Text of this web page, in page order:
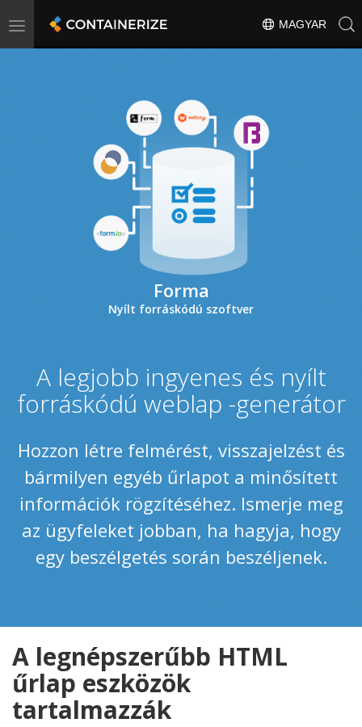
Toggle
MAGYAR
Forma
Nyílt forráskódú szoftver
A legjobb ingyenes és nyílt
forráskódú weblap -generátor
Hozzon létre felmérést, visszajelzést és
bármilyen egyéb űrlapot a minősített
információk rögzítéséhez. Ismerje meg
az ügyfeleket jobban, ha hagyja, hogy
egy beszélgetés során beszéljenek.
A legnépszerűbb HTML
űrlap eszközök
tartalmazzák